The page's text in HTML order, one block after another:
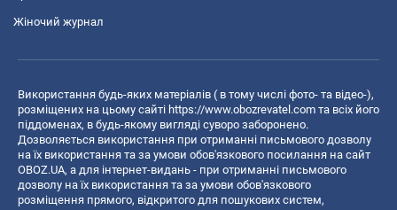
Жіночий журнал
Використання будь-яких матеріалів ( в тому числі фото- та відео-),
розміщених на цьому сайті https://www.obozrevatel.com та всіх його
піддоменах, в будь-якому вигляді суворо заборонено.
Дозволяється використання при отриманні письмового дозволу
на їх використання та за умови обов'язкового посилання на сайт
OBOZ.UA, а для інтернет-видань - при отриманні письмового
дозволу на їх використання та за умови обов'язкового
розміщення прямого, відкритого для пошукових систем,